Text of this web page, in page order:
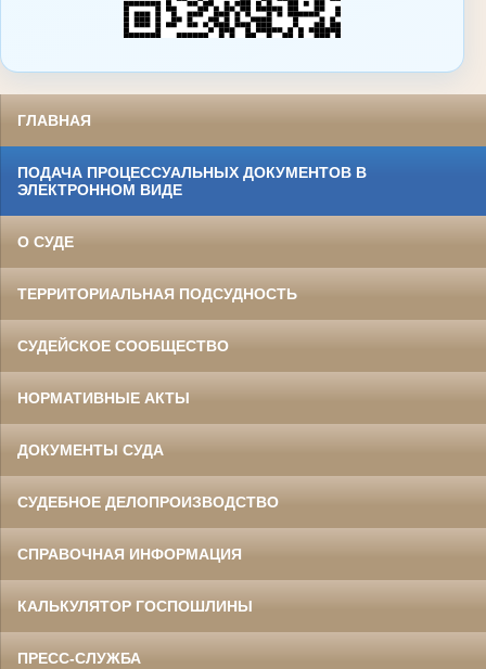
ГЛАВНАЯ
ПОДАЧА ПРОЦЕССУАЛЬНЫХ ДОКУМЕНТОВ В
ЭЛЕКТРОННОМ ВИДЕ
О СУДЕ
ТЕРРИТОРИАЛЬНАЯ ПОДСУДНОСТЬ
СУДЕЙСКОЕ СООБЩЕСТВО
НОРМАТИВНЫЕ АКТЫ
ДОКУМЕНТЫ СУДА
СУДЕБНОЕ ДЕЛОПРОИЗВОДСТВО
СПРАВОЧНАЯ ИНФОРМАЦИЯ
КАЛЬКУЛЯТОР ГОСПОШЛИНЫ
ПРЕСС-СЛУЖБА